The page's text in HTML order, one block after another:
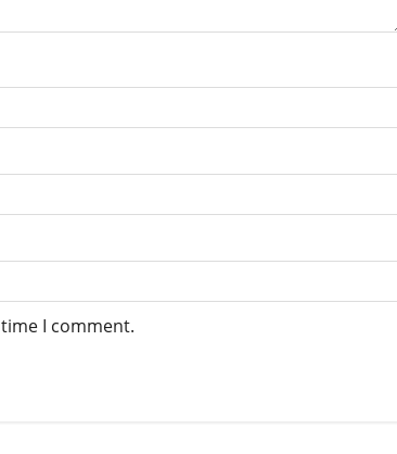
I comment.